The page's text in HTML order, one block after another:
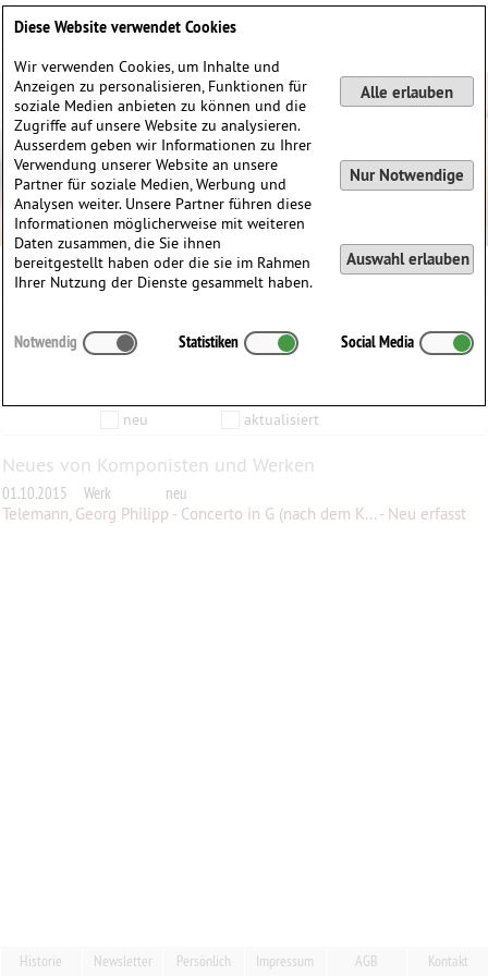
aktualisiert wurden…
Anzeigen
neu
aktualisiert
Neues von Komponisten und Werken
01.10.2015 Werk
neu
Telemann, Georg Philipp - Concerto in G (nach dem K... - Neu erfasst
Historie Newsletter Persönlich Impressum AGB Kontakt
Diese Website verwendet Cookies
Wir verwenden Cookies, um Inhalte und
Anzeigen zu personalisieren, Funktionen für
soziale Medien anbieten zu können und die
Zugriffe auf unsere Website zu analysieren.
Ausserdem geben wir Informationen zu Ihrer
Verwendung unserer Website an unsere
Partner für soziale Medien, Werbung und
Analysen weiter. Unsere Partner führen diese
Informationen möglicherweise mit weiteren
Daten zusammen, die Sie ihnen
bereitgestellt haben oder die sie im Rahmen
Ihrer Nutzung der Dienste gesammelt haben.
Alle erlauben
Nur Notwendige
Auswahl erlauben
Notwendig Statistiken Social Media